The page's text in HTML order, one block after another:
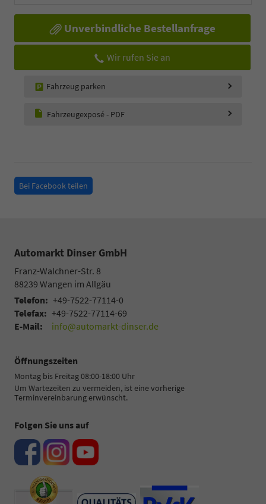
Unverbindliche Bestellanfrage
Wir rufen Sie an
Fahrzeug parken
Fahrzeugexposé - PDF
Bei Facebook teilen
Automarkt Dinser GmbH
Franz-Walchner-Str. 8
88239 Wangen im Allgäu
Telefon: +49-7522-77114-0
Telefax: +49-7522-77114-69
E-Mail:
info@automarkt-dinser.de
Öffnungszeiten
Montag bis Freitag 08:00-18:00 Uhr
Um Wartezeiten zu vermeiden, ist eine vorherige
Terminvereinbarung erwünscht.
Folgen Sie uns auf